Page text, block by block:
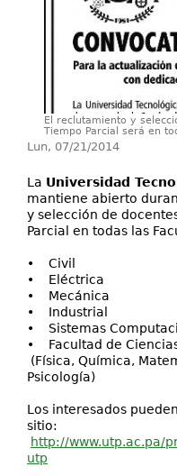
El reclutamiento y
Tiempo Parcial será en
Lun, 07/21/2014
La Universidad
mantiene abierto
y selección de
Parcial en todas las
• Civil
• Eléctrica
• Mecánica
• Industrial
• Sistemas
• Facultad de
(Física, Química,
Psicología)
Los interesados
sitio:
http://www.utp.ac.pa/
utp